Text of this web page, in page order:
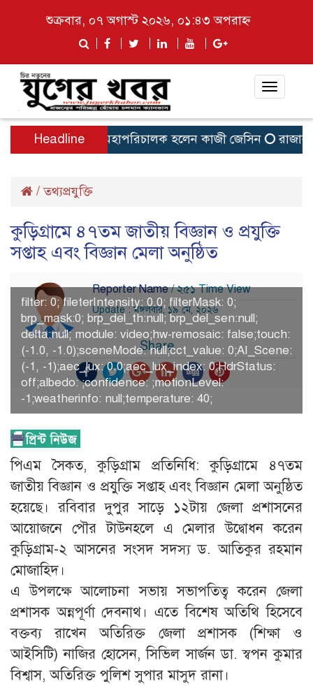
শুক্রবার, ০৭ অগাস্ট ২০২৬, ০১:৪৩ অপরাহ্ন
Toggle
Headline
বিটিভির মহাপরিচালক হলেন কাজী জেসিন
/তথ্যপ্রযুক্তি
কুড়িগ্রামে ৪৭তম জাতীয় বিজ্ঞান ও প্রযুক্তি
সপ্তাহ এবং বিজ্ঞান মেলা অনুষ্ঠিত
Reporter Name/ ২৫১ Time View
Update : মঙ্গলবার, ১৯ মে, ২০২৬
Share
filter: 0; fileterIntensity: 0.0; filterMask: 0;
brp_mask:0; brp_del_th:null; brp_del_sen:null;
delta:null; module: video;hw-remosaic: false;touch:
(-1.0, -1.0);sceneMode: null;cct_value: 0;AI_Scene:
(-1, -1);aec_lux: 0.0;aec_lux_index: 0;HdrStatus:
off;albedo: ;confidence: ;motionLevel:
-1;weatherinfo: null;temperature: 40;
পিএম সৈকত, কুড়িগ্রাম প্রতিনিধি: কুড়িগ্রামে ৪৭তম
জাতীয় বিজ্ঞান ও প্রযুক্তি সপ্তাহ এবং বিজ্ঞান মেলা অনুষ্ঠিত
হয়েছে। রবিবার দুপুর সাড়ে ১২টায় জেলা প্রশাসনের
আয়োজনে পৌর টাউনহলে এ মেলার উদ্বোধন করেন
কুড়িগ্রাম-২ আসনের সংসদ সদস্য ড. আতিকুর রহমান
মোজাহিদ।
এ উপলক্ষে আলোচনা সভায় সভাপতিত্ব করেন জেলা
প্রশাসক অন্নপূর্ণা দেবনাথ। এতে বিশেষ অতিথি হিসেবে
বক্তব্য রাখেন অতিরিক্ত জেলা প্রশাসক (শিক্ষা ও
আইসিটি) নাজির হোসেন, সিভিল সার্জন ডা. স্বপন কুমার
বিশ্বাস, অতিরিক্ত পুলিশ সুপার মাসুদ রানা।